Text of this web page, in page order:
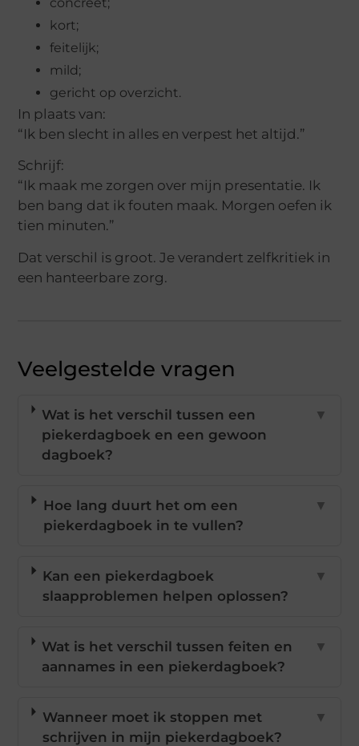
kort;
feitelijk;
mild;
gericht op overzicht.
In plaats van:
“Ik ben slecht in alles en verpest het altijd.”
Schrijf:
“Ik maak me zorgen over mijn presentatie. Ik
ben bang dat ik fouten maak. Morgen oefen ik
tien minuten.”
Dat verschil is groot. Je verandert zelfkritiek in
een hanteerbare zorg.
Veelgestelde vragen
Wat is het verschil tussen een
piekerdagboek en een gewoon
dagboek?
▼
Hoe lang duurt het om een
piekerdagboek in te vullen?
▼
Kan een piekerdagboek
slaapproblemen helpen oplossen?
▼
Wat is het verschil tussen feiten en
aannames in een piekerdagboek?
▼
Wanneer moet ik stoppen met
schrijven in mijn piekerdagboek?
▼